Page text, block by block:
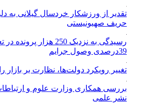
تقدیر از ورزشکار خردسال گیلانی به
حریف صهیونیستی
رسیدگی به نزدیک 250 هزار
39درصدی وصول جرایم
تغییر رویکرد دولت‌ها، نظارت بر بازار
بررسی همکاری وزارت علوم و
نشر علمی